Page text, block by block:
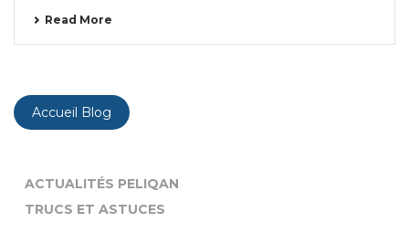
Read More
Accueil Blog
ACTUALITÉS PELIQAN
TRUCS ET ASTUCES